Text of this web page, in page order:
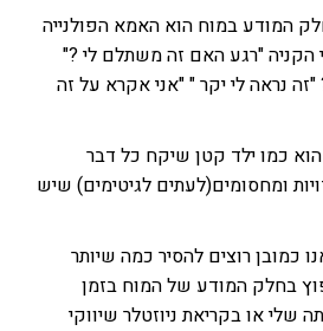
המודע במוח הוא האמא הפולנייה
הקניה "רגע האם זה משתלם לי ?"
"זה נראה לי יקר " "אני אקרא על זה
כמו ילד קטן שיקח כל דבר
ומחסומים(לעתים לגיטימים) שיש
כמובן רוצים להסיר כמה שיותר
בחלק המודע של המוח בזמן
שלי או בקריאת ניוזטלר שיווקי